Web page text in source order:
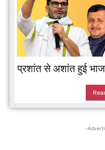
प्रशांत से अशांत हुई
-